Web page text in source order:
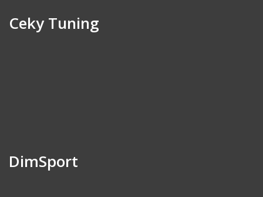
Ceky Tuning
DimSport